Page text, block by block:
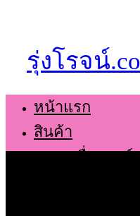
รุ่งโรจน์
หน้าแรก
สินค้า
เครื่องยนต์